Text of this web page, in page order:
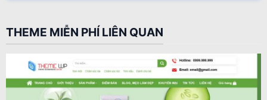
THEME MIỄN PHÍ LIÊN QUAN